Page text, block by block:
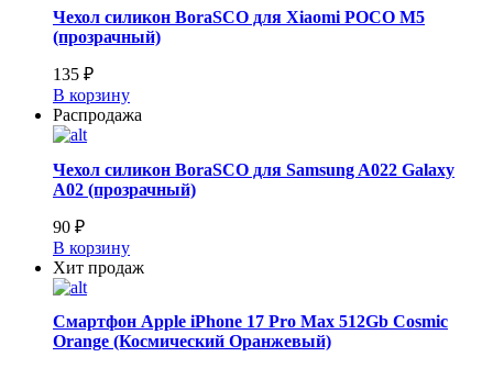
Чехол силикон BoraSCO для Xiaomi POCO M5
(прозрачный)
135 ₽
В корзину
Распродажа
Чехол силикон BoraSCO для Samsung A022 Galaxy
A02 (прозрачный)
90 ₽
В корзину
Хит продаж
Смартфон Apple iPhone 17 Pro Max 512Gb Cosmic
Orange (Космический Оранжевый)